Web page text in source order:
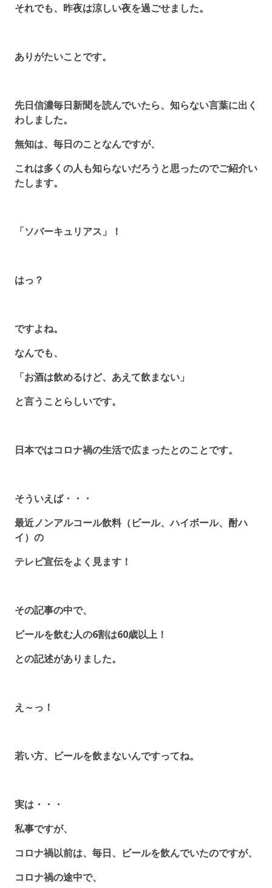
それでも、昨夜は涼しい夜を過ごせました。
ありがたいことです。
先日信濃毎日新聞を読んでいたら、知らない言葉に出く
わしました。
無知は、毎日のことなんですが、
これは多くの人も知らないだろうと思ったのでご紹介い
たします。
「ソバーキュリアス」！
はっ？
ですよね。
なんでも、
「お酒は飲めるけど、あえて飲まない」
と言うことらしいです。
日本ではコロナ禍の生活で広まったとのことです。
そういえば・・・
最近ノンアルコール飲料（ビール、ハイボール、酎ハ
イ）の
テレビ宣伝をよく見ます！
その記事の中で、
ビールを飲む人の6割は60歳以上！
との記述がありました。
え～っ！
若い方、ビールを飲まないんですってね。
実は・・・
私事ですが、
コロナ禍以前は、毎日、ビールを飲んでいたのですが、
コロナ禍の途中で、